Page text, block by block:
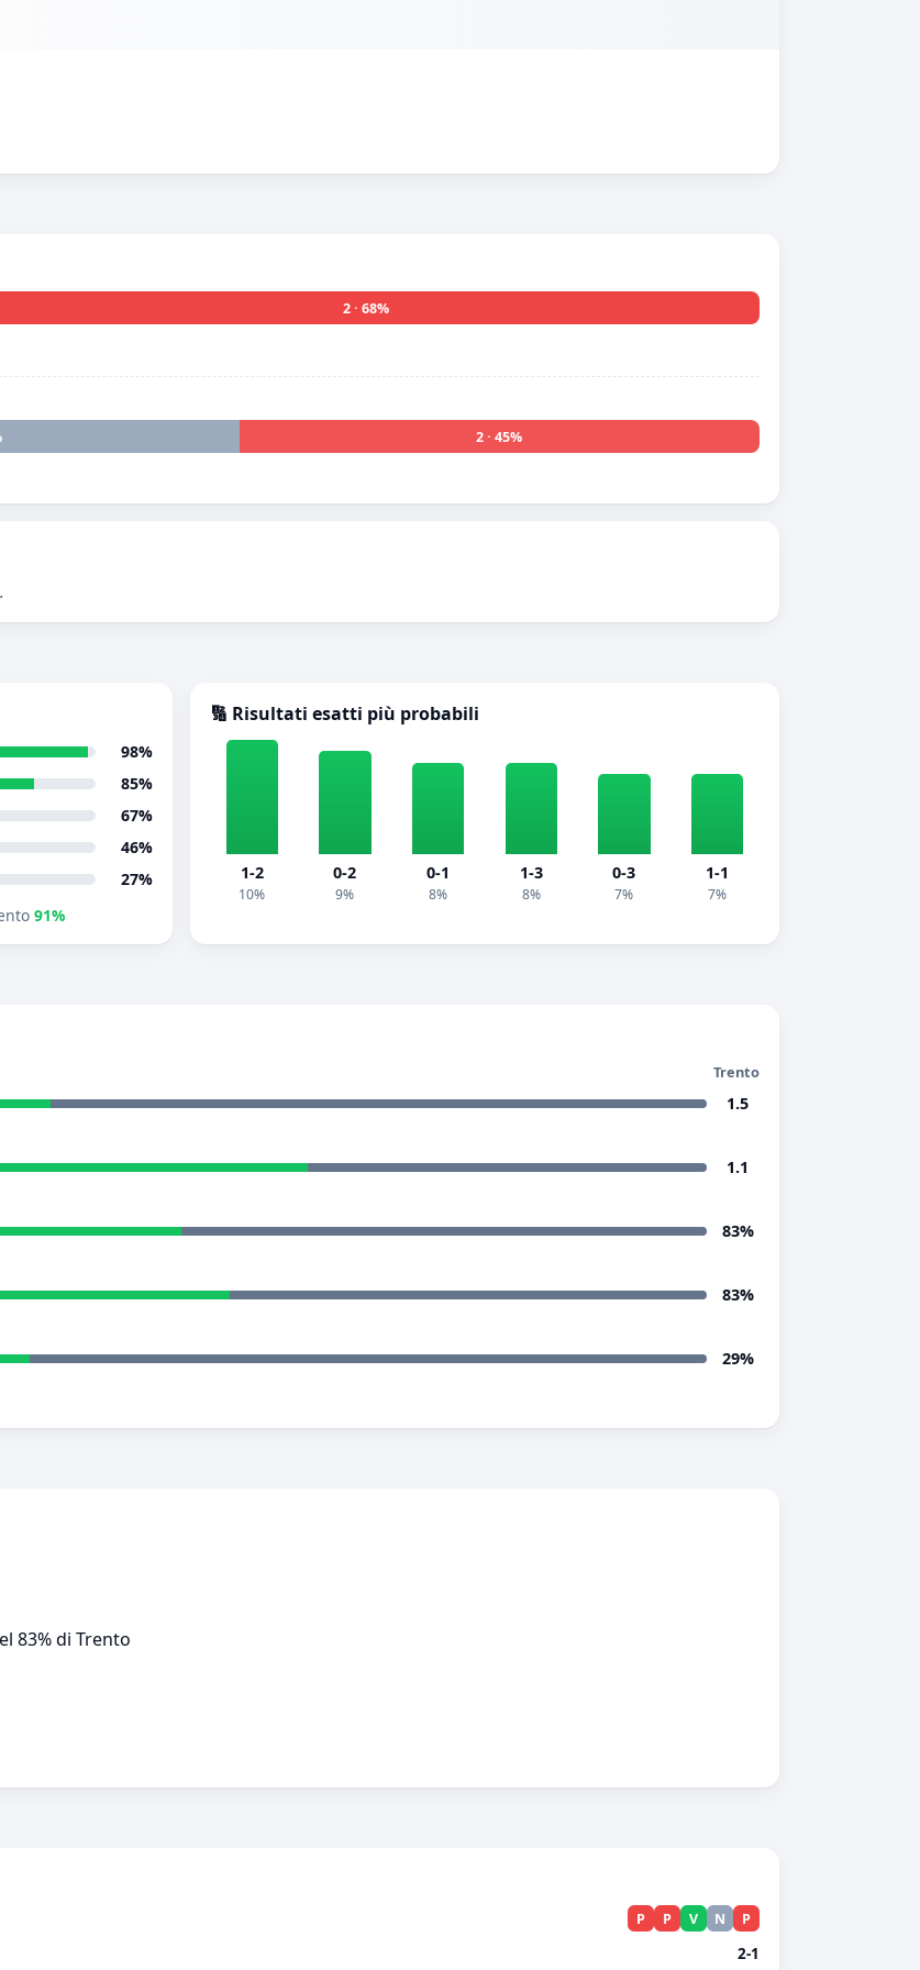
2 · 68%
2 · 45%
98%
85%
67%
46%
27%
91%
🔢 Risultati esatti più probabili
1-2
10%
0-2
9%
0-1
8%
1-3
8%
0-3
7%
1-1
7%
Trento
1.5
1.1
83%
83%
29%
83% di Trento
P P V N P
2-1